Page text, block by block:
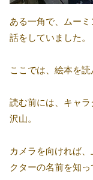
ある一角で、ムー
話をしていました。
ここでは、絵本を読
読む前には、キャ
沢山。
カメラを向ければ
クターの名前を知っ